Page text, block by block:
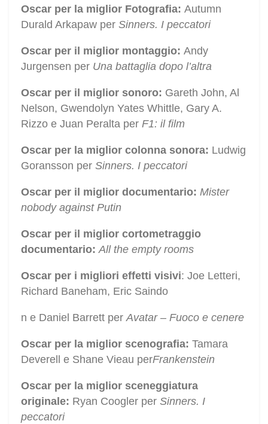
Oscar per la miglior Fotografia: Autumn
Durald Arkapaw per Sinners. I peccatori
Oscar per il miglior montaggio: Andy
Jurgensen per Una battaglia dopo l’altra
Oscar per il miglior sonoro: Gareth John, Al
Nelson, Gwendolyn Yates Whittle, Gary A.
Rizzo e Juan Peralta per F1: il film
Oscar per la miglior colonna sonora: Ludwig
Goransson per Sinners. I peccatori
Oscar per il miglior documentario: Mister
nobody against Putin
Oscar per il miglior cortometraggio
documentario:All the empty rooms
Oscar per i migliori effetti visivi: Joe Letteri,
Richard Baneham, Eric Saindo
n e Daniel Barrett perAvatar – Fuoco e cenere
Oscar per la miglior scenografia: Tamara
Deverell e Shane Vieau perFrankenstein
Oscar per la miglior sceneggiatura
originale: Ryan Coogler per Sinners. I
peccatori